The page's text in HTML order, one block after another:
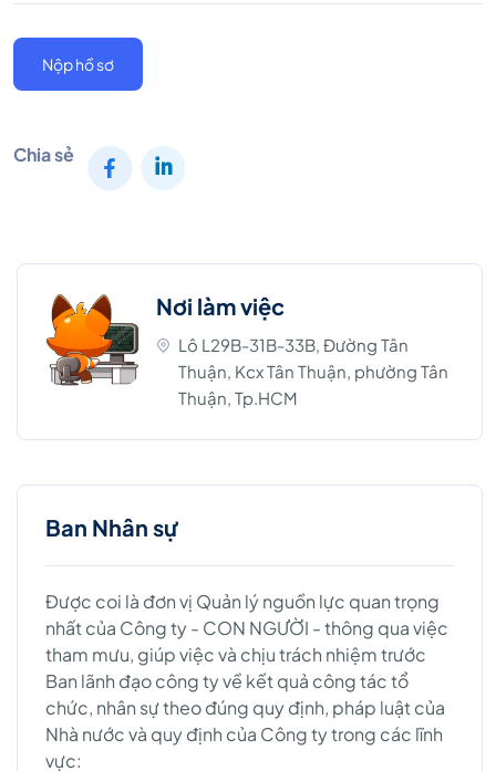
Nộp hồ sơ
Chia sẻ
Nơi làm việc
Lô L29B-31B-33B, Đường Tân
Thuận, Kcx Tân Thuận, phường Tân
Thuận, Tp.HCM
Ban Nhân sự
Được coi là đơn vị Quản lý nguồn lực quan trọng
nhất của Công ty - CON NGƯỜI - thông qua việc
tham mưu, giúp việc và chịu trách nhiệm trước
Ban lãnh đạo công ty về kết quả công tác tổ
chức, nhân sự theo đúng quy định, pháp luật của
Nhà nước và quy định của Công ty trong các lĩnh
vực: